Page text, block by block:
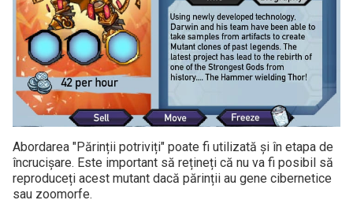
Abordarea "Părinții potriviți" poate fi utilizată și în etapa de
încrucișare. Este important să rețineți că nu va fi posibil să
reproduceți acest mutant dacă părinții au gene cibernetice
sau zoomorfe.